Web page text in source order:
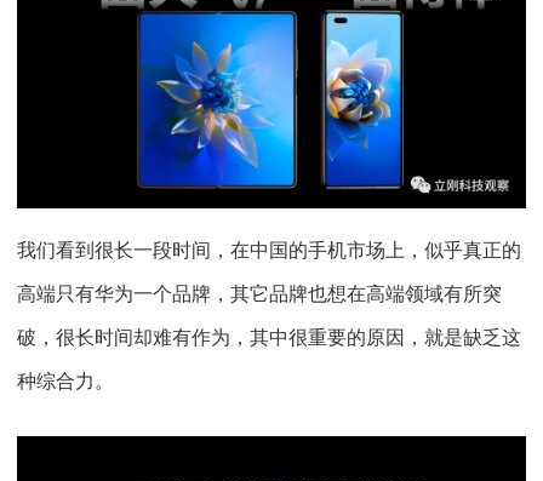
我们看到很长一段时间，在中国的手机市场上，似乎真正的
高端只有华为一个品牌，其它品牌也想在高端领域有所突
破，很长时间却难有作为，其中很重要的原因，就是缺乏这
种综合力。